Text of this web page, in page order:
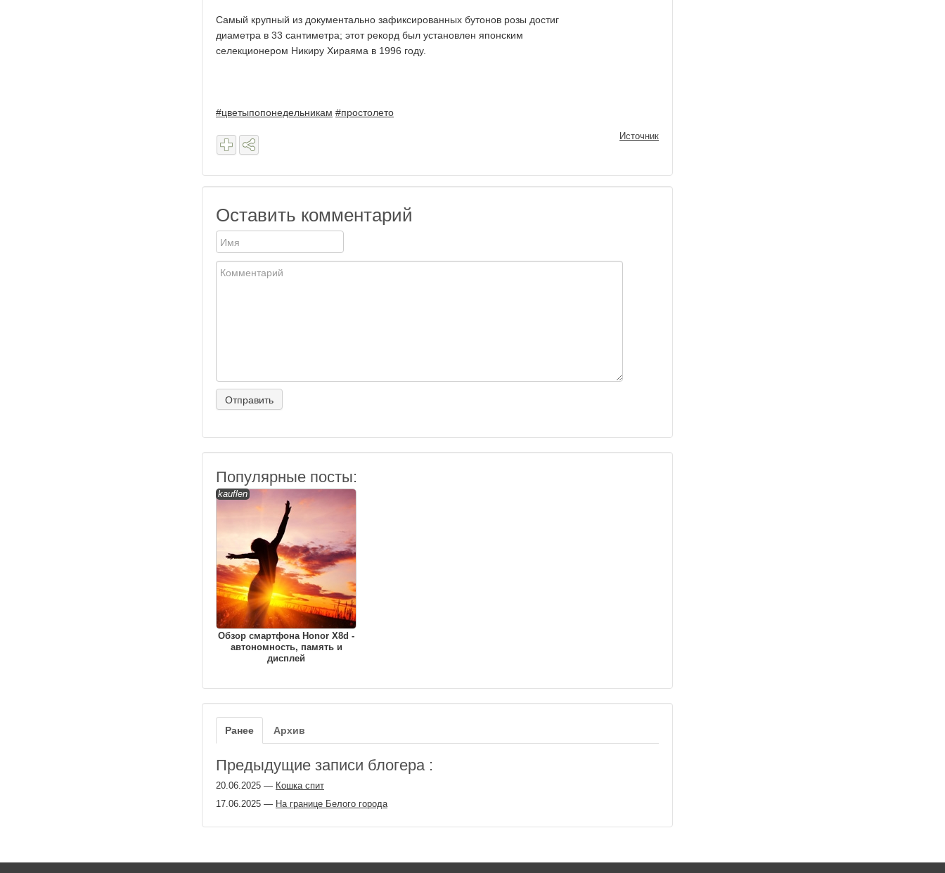
Самый крупный из документально зафиксированных бутонов розы достиг
диаметра в 33 сантиметра; этот рекорд был установлен японским
селекционером Никиру Хираяма в 1996 году.
#цветыпопонедельникам #простолето
Источник
Оставить комментарий
Популярные посты:
kauflen
Обзор смартфона Honor X8d -
автономность, память и
дисплей
Ранее Архив
Предыдущие записи блогера :
20.06.2025 — Кошка спит
17.06.2025 — На границе Белого города